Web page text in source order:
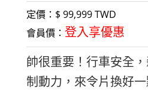
定價：$ 99,999 TWD
會員價：登入享優惠
帥很重要！行車安全
制動力，來令片換好